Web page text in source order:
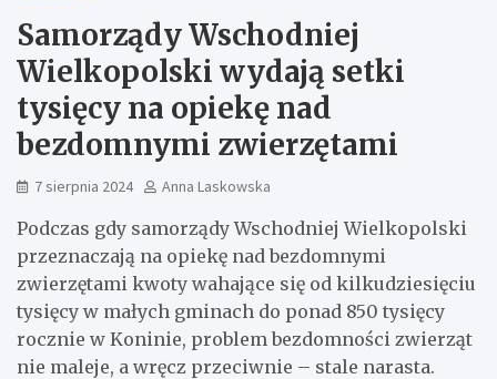
Samorządy Wschodniej
Wielkopolski wydają setki
tysięcy na opiekę nad
bezdomnymi zwierzętami
7 sierpnia 2024 Anna Laskowska
Podczas gdy samorządy Wschodniej Wielkopolski
przeznaczają na opiekę nad bezdomnymi
zwierzętami kwoty wahające się od kilkudziesięciu
tysięcy w małych gminach do ponad 850 tysięcy
rocznie w Koninie, problem bezdomności zwierząt
nie maleje, a wręcz przeciwnie – stale narasta.